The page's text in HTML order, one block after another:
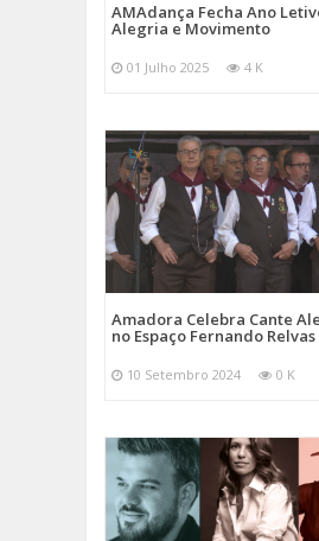
AMAdança Fecha Ano
Alegria e Movimento
01 Julho 2025 4 K
Amadora Celebra Cante
no Espaço Fernando Relvas
10 Setembro 2024 0 K